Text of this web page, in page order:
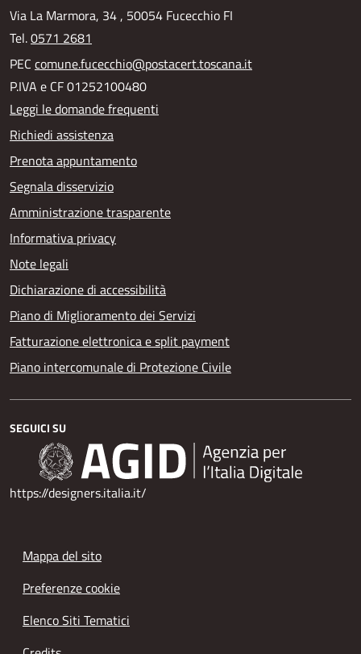
Via La Marmora, 34 , 50054 Fucecchio FI
Tel.0571 2681
PEC comune.fucecchio@postacert.toscana.it
P.IVA e CF 01252100480
Leggi le domande frequenti
Richiedi assistenza
Prenota appuntamento
Segnala disservizio
Amministrazione trasparente
Informativa privacy
Note legali
Dichiarazione di accessibilità
Piano di Miglioramento dei Servizi
Fatturazione elettronica e split payment
Piano intercomunale di Protezione Civile
SEGUICI SU
https://designers.italia.it/
Mappa del sito
Preferenze cookie
Elenco Siti Tematici